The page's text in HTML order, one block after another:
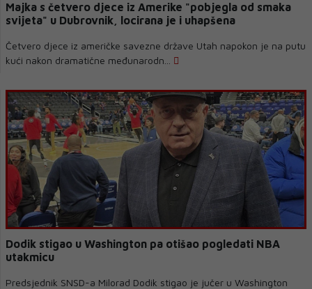
Majka s četvero djece iz Amerike "pobjegla od smaka
svijeta" u Dubrovnik, locirana je i uhapšena
Četvero djece iz američke savezne države Utah napokon je na putu
kući nakon dramatične međunarodn...
Dodik stigao u Washington pa otišao pogledati NBA
utakmicu
Predsjednik SNSD-a Milorad Dodik stigao je jučer u Washington